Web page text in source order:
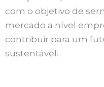
com o objetivo de
mercado a nível
contribuir para um
sustentável.